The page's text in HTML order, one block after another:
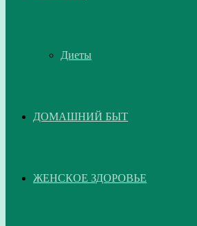
Диеты
ДОМАШНИЙ БЫТ
ЖЕНСКОЕ ЗДОРОВЬЕ